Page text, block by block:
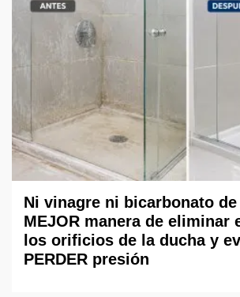
Ni vinagre ni bicarbonato
MEJOR manera de eliminar
los orificios de la ducha y
PERDER presión